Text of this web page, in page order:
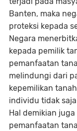
Banten, maka
proteksi kepada
Negara
kepada pemilik
pemanfaatan
melindungi dari
kepemilikan
individu tidak
Hal demikian
pemanfaatan